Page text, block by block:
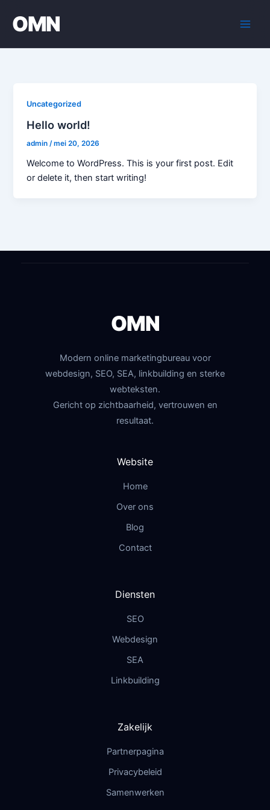
naar
inhoud
OMN
Uncategorized
Hello world!
admin/mei 20, 2026
Welcome to WordPress. This is your first post. Edit
or delete it, then start writing!
OMN
Modern online marketingbureau voor
webdesign, SEO, SEA, linkbuilding en sterke
webteksten.
Gericht op zichtbaarheid, vertrouwen en
resultaat.
Website
Home
Over ons
Blog
Contact
Diensten
SEO
Webdesign
SEA
Linkbuilding
Zakelijk
Partnerpagina
Privacybeleid
Samenwerken